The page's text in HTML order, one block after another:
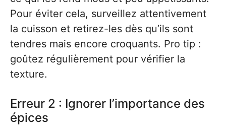
Pour éviter cela, surveillez attentivement
la cuisson et retirez-les dès qu’ils sont
tendres mais encore croquants. Pro tip :
goûtez régulièrement pour vérifier la
texture.
Erreur 2 : Ignorer l’importance des
épices